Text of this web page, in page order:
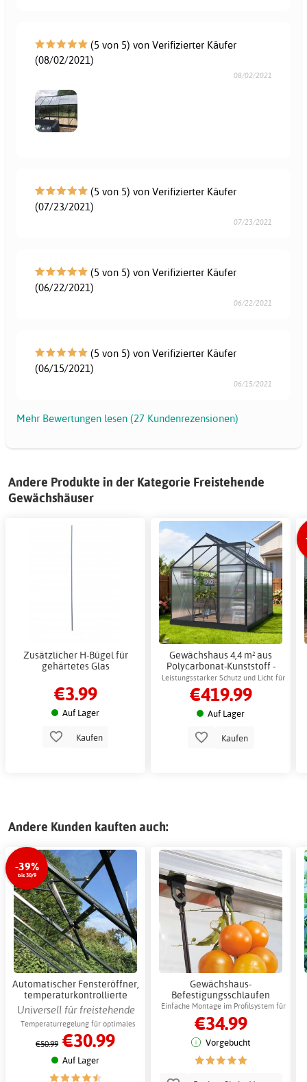
(5 von 5) von Verifizierter Käufer
(08/02/2021)
08/02/2021
(5 von 5) von Verifizierter Käufer
(07/23/2021)
07/23/2021
(5 von 5) von Verifizierter Käufer
(06/22/2021)
06/22/2021
(5 von 5) von Verifizierter Käufer
(06/15/2021)
06/15/2021
Mehr Bewertungen lesen (27 Kundenrezensionen)
Andere Produkte in der Kategorie Freistehende
Gewächshäuser
Zusätzlicher H-Bügel für
gehärtetes Glas
€3.99
Auf Lager
Kaufen
Gewächshaus 4,4 m² aus
Polycarbonat-Kunststoff -
Einfache Montage
Leistungsstarker Schutz und Licht für
den Anbau
€419.99
Auf Lager
Kaufen
Andere Kunden kauften auch:
-39%
bis 30/9
Automatischer Fensteröffner,
temperaturkontrollierte
Belüftung im Gewächshaus
Universell für freistehende
Gewächshäuser
Temperaturregelung für optimales
Pflanzenklima
€50.99 €30.99
Auf Lager
Gewächshaus-
Befestigungsschlaufen
Juliana 20er-Pack
Gewächshauszubehör
Einfache Montage im Profilsystem für
Stabilität
€34.99
Vorgebucht